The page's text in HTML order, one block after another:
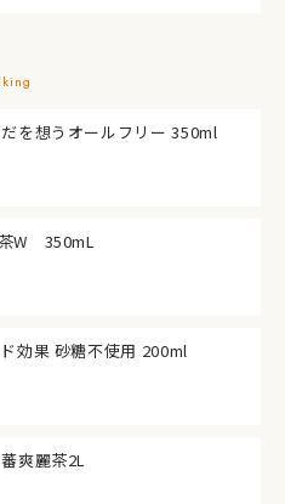
を想うオールフリー 350ml
W 350mL
効果 砂糖不使用 200ml
爽麗茶2L